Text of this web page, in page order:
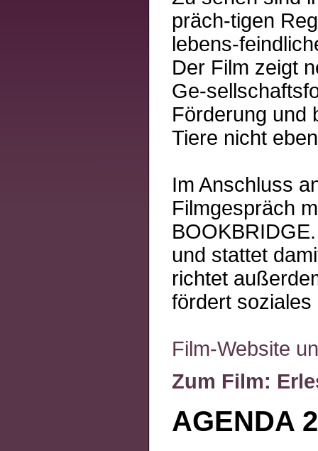
präch-tigen
lebens-
Der Film zeigt
Ge-
Förderung und
Tiere nicht
Im Anschluss
Filmgespräch
und stattet
richtet
fördert
Film-Website
Zum Film:
AGENDA